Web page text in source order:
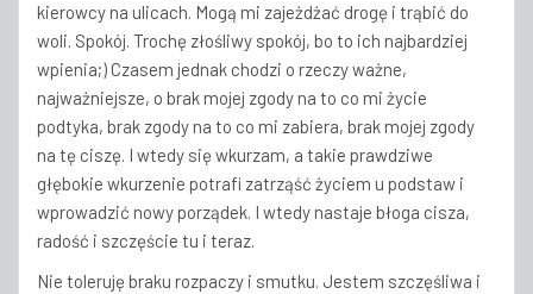
kierowcy na ulicach. Mogą mi zajeżdżać drogę i trąbić do
woli. Spokój. Trochę złośliwy spokój, bo to ich najbardziej
wpienia;) Czasem jednak chodzi o rzeczy ważne,
najważniejsze, o brak mojej zgody na to co mi życie
podtyka, brak zgody na to co mi zabiera, brak mojej zgody
na tę ciszę. I wtedy się wkurzam, a takie prawdziwe
głębokie wkurzenie potrafi zatrząść życiem u podstaw i
wprowadzić nowy porządek. I wtedy nastaje błoga cisza,
radość i szczęście tu i teraz.
Nie toleruję braku rozpaczy i smutku. Jestem szczęśliwa i